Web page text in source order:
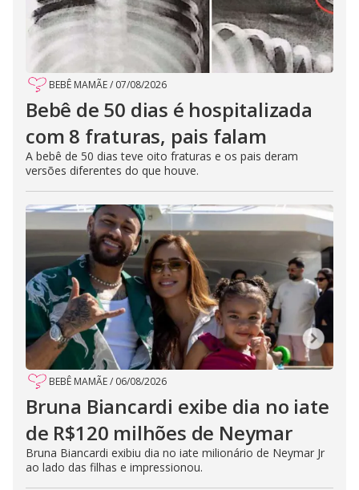
BEBÊ MAMÃE/ 07/08/2026
Bebê de 50 dias é hospitalizada
com 8 fraturas, pais falam
A bebê de 50 dias teve oito fraturas e os pais deram
versões diferentes do que houve.
BEBÊ MAMÃE/ 06/08/2026
Bruna Biancardi exibe dia no iate
de R$120 milhões de Neymar
Bruna Biancardi exibiu dia no iate milionário de Neymar Jr
ao lado das filhas e impressionou.